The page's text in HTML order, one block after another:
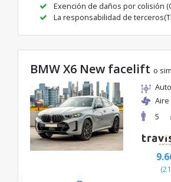
Exención de daños por colisión
La responsabilidad de
BMW X6 New facelift o
5